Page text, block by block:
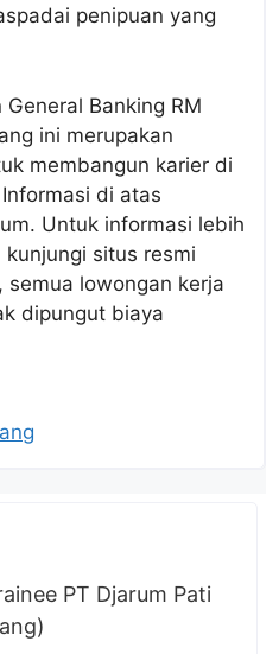
penipuan yang
Banking RM
ini merupakan
membangun karier di
di atas
Untuk informasi lebih
situs resmi
semua lowongan kerja
dipungut biaya
PT Djarum Pati